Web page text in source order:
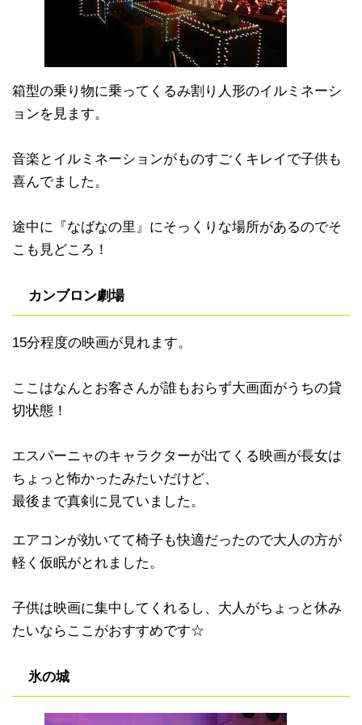
箱型の乗り物に乗ってくるみ割り人形のイルミネーシ
ョンを見ます。
音楽とイルミネーションがものすごくキレイで子供も
喜んでました。
途中に『なばなの里』にそっくりな場所があるのでそ
こも見どころ！
カンブロン劇場
15分程度の映画が見れます。
ここはなんとお客さんが誰もおらず大画面がうちの貸
切状態！
エスパーニャのキャラクターが出てくる映画が長女は
ちょっと怖かったみたいだけど、
最後まで真剣に見ていました。
エアコンが効いてて椅子も快適だったので大人の方が
軽く仮眠がとれました。
子供は映画に集中してくれるし、大人がちょっと休み
たいならここがおすすめです☆
氷の城